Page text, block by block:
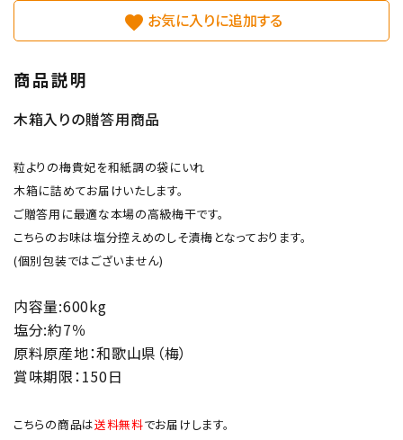
favorite
商品説明
木箱入りの贈答用商品
粒よりの梅貴妃を和紙調の袋にいれ
木箱に詰めてお届けいたします。
ご贈答用に最適な本場の高級梅干です。
こちらのお味は塩分控えめのしそ漬梅となっております。
(個別包装ではございません)
内容量:600kg
塩分:約7％
原料原産地：和歌山県（梅）
賞味期限：150日
こちらの商品は送料無料でお届けします。